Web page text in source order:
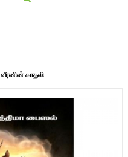
வீரனின் காதலி